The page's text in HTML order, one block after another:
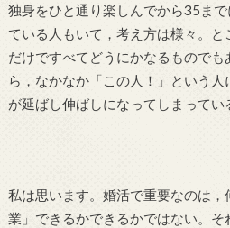
独身をひと通り楽しんでから35ま
ている人もいて，考え方は様々。と
だけですべてどうにかなるものでも
ら，なかなか「この人！」という
が延ばし伸ばしになってしまってい
私は思います。婚活で重要なのは
業」できるかできるかではない。そ